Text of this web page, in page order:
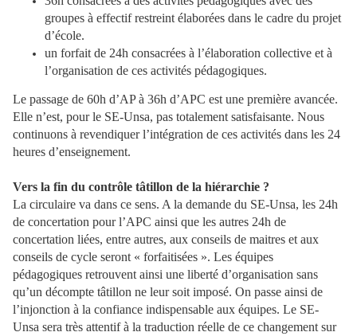
groupes à effectif restreint élaborées dans le cadre du projet
d’école.
un forfait de 24h consacrées à l’élaboration collective et à
l’organisation de ces activités pédagogiques.
Le passage de 60h d’AP à 36h d’APC est une première avancée.
Elle n’est, pour le SE-Unsa, pas totalement satisfaisante. Nous
continuons à revendiquer l’intégration de ces activités dans les 24
heures d’enseignement.
Vers la fin du contrôle tâtillon de la hiérarchie ?
La circulaire va dans ce sens. A la demande du SE-Unsa, les 24h
de concertation pour l’APC ainsi que les autres 24h de
concertation liées, entre autres, aux conseils de maitres et aux
conseils de cycle seront « forfaitisées ». Les équipes
pédagogiques retrouvent ainsi une liberté d’organisation sans
qu’un décompte tâtillon ne leur soit imposé. On passe ainsi de
l’injonction à la confiance indispensable aux équipes. Le SE-
Unsa sera très attentif à la traduction réelle de ce changement sur